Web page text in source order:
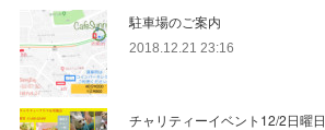
駐車場のご案内
2018.12.21 23:16
チャリティーイベント12/2日曜日